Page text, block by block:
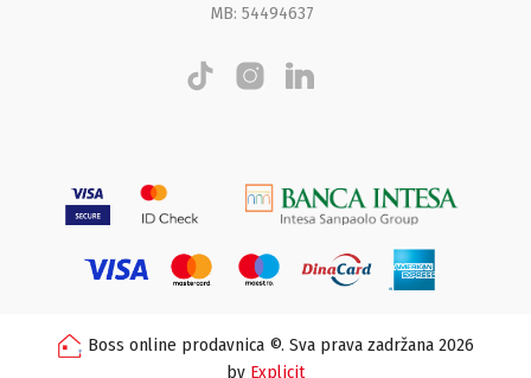
MB: 54494637
Boss online prodavnica ©. Sva prava zadržana 2026
by Explicit